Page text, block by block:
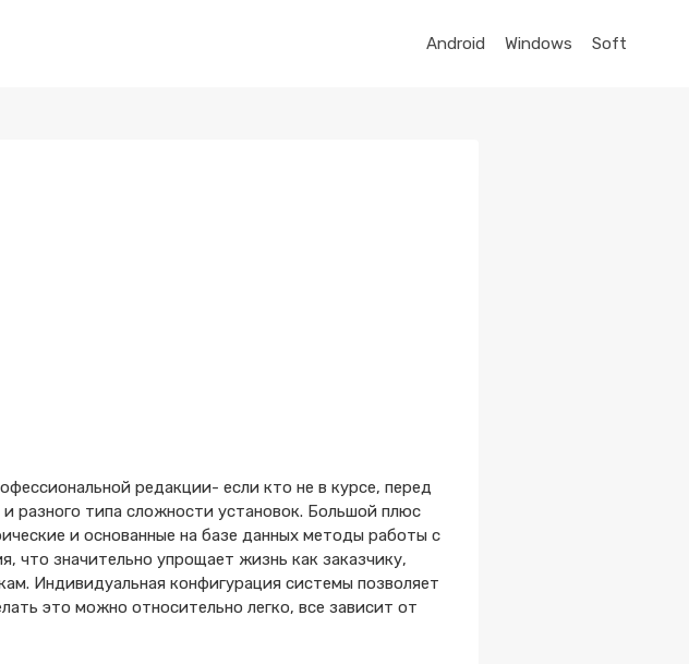
Android Windows Soft
редакции- если кто не в курсе, перед
разного типа сложности установок. Большой плюс
и основанные на базе данных методы работы с
что значительно упрощает жизнь как заказчику,
Индивидуальная конфигурация системы позволяет
это можно относительно легко, все зависит от